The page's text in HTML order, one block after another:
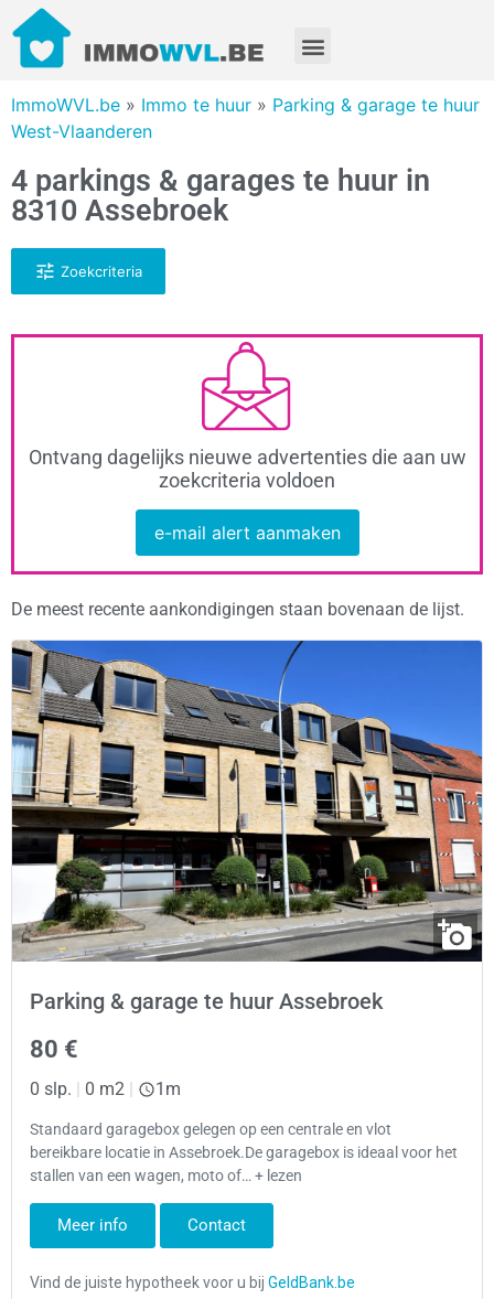
ImmoWVL.be » Immo te huur » Parking & garage te huur
West-Vlaanderen
4 parkings & garages te huur in
8310 Assebroek
Zoekcriteria
Ontvang dagelijks nieuwe advertenties die aan uw
zoekcriteria voldoen
e-mail alert aanmaken
De meest recente aankondigingen staan bovenaan de lijst.
Parking & garage te huur Assebroek
80 €
0 slp. | 0 m2 | 1m
Standaard garagebox gelegen op een centrale en vlot
bereikbare locatie in Assebroek.De garagebox is ideaal voor het
stallen van een wagen, moto of… + lezen
Meer info Contact